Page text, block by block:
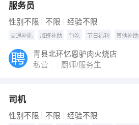
服务员
性别不限 不限 经验不限
交通补贴 加班补助 包吃 节日福利 其他补助
青县北环忆恩驴肉火烧店
私营
厨师/服务生
司机
性别不限 不限 经验不限